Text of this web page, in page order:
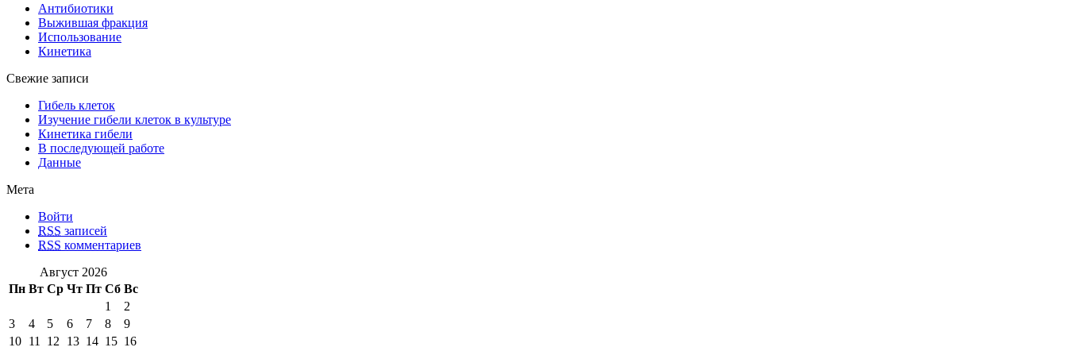
Антибиотики
Выжившая фракция
Использование
Кинетика
Свежие записи
Гибель клеток
Изучение гибели клеток в культуре
Кинетика гибели
В последующей работе
Данные
Мета
Войти
RSS записей
RSS комментариев
Август 2026
Пн Вт Ср Чт Пт Сб Вс
1
2
3
4 5 6 7 8
9
10 11 12 13 14 15 16